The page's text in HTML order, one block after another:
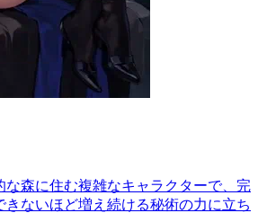
な森に住む複雑なキャラクターで、完
ないほど増え続ける秘術の力に立ち